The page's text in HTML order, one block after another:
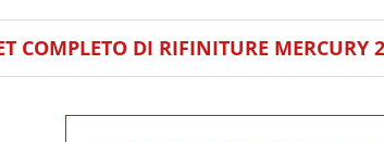
COMPLETO DI RIFINITURE MERCURY